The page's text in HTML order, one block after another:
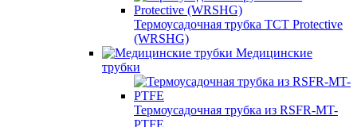
Термоусадочная трубка TCT Protective
(WRSHG)
Медицинские
трубки
Термоусадочная трубка из RSFR-MT-
PTFE